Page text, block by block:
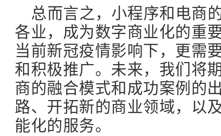
总而言之，小程序和电商
各业，成为数字商业化的重
当前新冠疫情影响下，更需
和积极推广。未来，我们将
商的融合模式和成功案例的
路、开拓新的商业领域，以
能化的服务。